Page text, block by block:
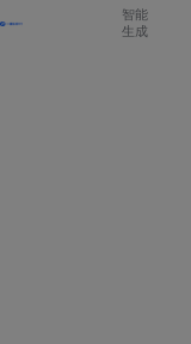
智能
生成